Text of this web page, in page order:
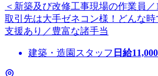
＜新築及び改修工事現場の作業員
取引先は大手ゼネコン様！どんな
支援あり／豊富な諸手当
建築・造園スタッフ 日給11,000